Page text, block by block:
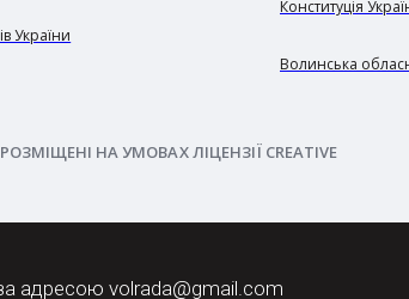
України
Конституція
Волинська
НА УМОВАХ ЛІЦЕНЗІЇ CREATIVE
адресою volrada@gmail.com